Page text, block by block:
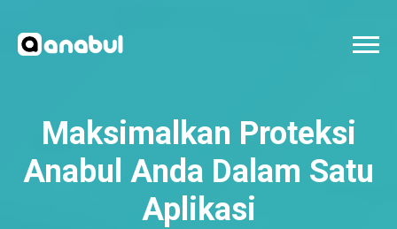
Maksimalkan Proteksi
Anabul Anda Dalam Satu
Aplikasi